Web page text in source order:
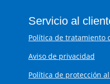
Servicio al
Política de tratamiento
Aviso de privacidad
Política de protección